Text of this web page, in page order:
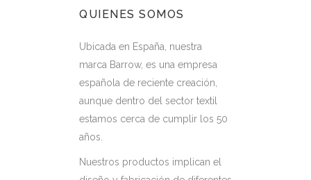
QUIENES SOMOS
Ubicada en España, nuestra
marca Barrow, es una empresa
española de reciente creación,
aunque dentro del sector textil
estamos cerca de cumplir los 50
años.
Nuestros productos implican el